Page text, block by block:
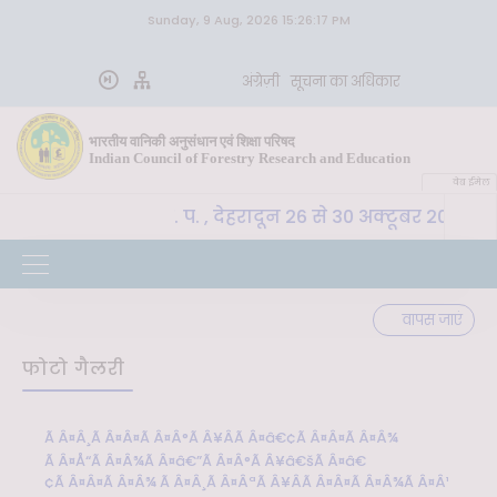
Sunday, 9 Aug, 2026 15:26:17 PM
अंग्रेज़ी सूचना का अधिकार
भारतीय वानिकी अनुसंधान एवं शिक्षा परिषद
Indian Council of Forestry Research and Education
वेब ईमेल
SLM, भा. वा. अ. शि. प. , देहरादून 26 से 30 अक्टूबर 2026
वापस जाएं
फोटो गैलरी
Ã Â¤Â¸Ã Â¤Â¤Ã Â¤Â°Ã Â¥ÂÃ Â¤â€¢Ã Â¤Â¤Ã Â¤Â¾
Ã Â¤Å“Ã Â¤Â¾Ã Â¤â€”Ã Â¤Â°Ã Â¥â€šÃ Â¤â€
¢Ã Â¤Â¤Ã Â¤Â¾ Ã Â¤Â¸Ã Â¤ÂªÃ Â¥ÂÃ Â¤Â¤Ã Â¤Â¾Ã Â¤Â¹